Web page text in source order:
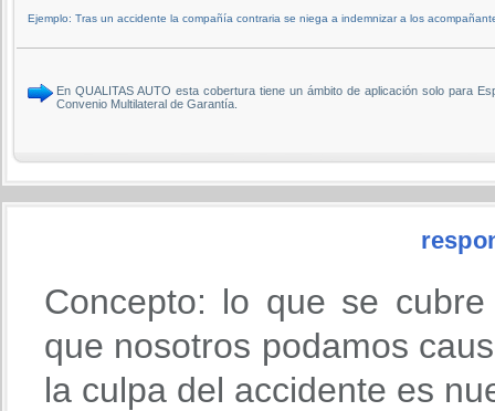
Ejemplo: Tras un accidente la compañía contraria se niega a indemnizar a los
En QUALITAS AUTO esta cobertura tiene un ámbito de aplicación solo para
Convenio Multilateral de Garantía.
Concepto: lo que se
que nosotros podamos
la culpa del accidente es